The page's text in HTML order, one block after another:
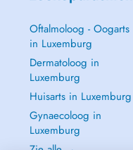
Oftalmoloog - Oogarts
in Luxemburg
Dermatoloog in
Luxemburg
Huisarts in Luxemburg
Gynaecoloog in
Luxemburg